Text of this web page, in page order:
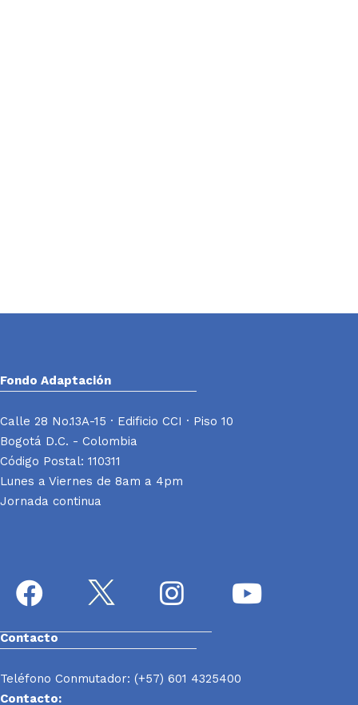
Fondo Adaptación
Calle 28 No.13A-15 · Edificio CCI · Piso 10
Bogotá D.C. - Colombia
Código Postal: 110311
Lunes a Viernes de 8am a 4pm
Jornada continua
Contacto
Teléfono Conmutador: (+57) 601 4325400
Contacto: